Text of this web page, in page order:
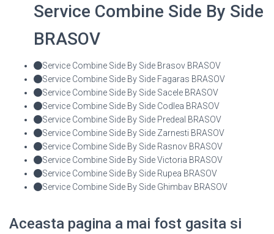
Service Combine Side By Side
BRASOV
Service Combine Side By Side Brasov BRASOV
Service Combine Side By Side Fagaras BRASOV
Service Combine Side By Side Sacele BRASOV
Service Combine Side By Side Codlea BRASOV
Service Combine Side By Side Predeal BRASOV
Service Combine Side By Side Zarnesti BRASOV
Service Combine Side By Side Rasnov BRASOV
Service Combine Side By Side Victoria BRASOV
Service Combine Side By Side Rupea BRASOV
Service Combine Side By Side Ghimbav BRASOV
Aceasta pagina a mai fost gasita si